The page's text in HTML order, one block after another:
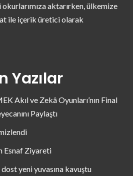
aktarırken, ülkemize
ile içerik üretici olarak
Yazılar
Akıl ve Zekâ Oyunları’nın Final
Paylaştı
Esnaf Ziyareti
yeni yuvasına kavuştu